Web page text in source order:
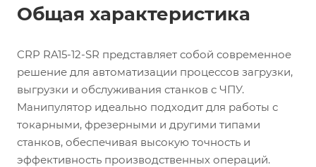
Общая характеристика
CRP RA15-12-SR представляет собой современное
решение для автоматизации процессов загрузки,
выгрузки и обслуживания станков с ЧПУ.
Манипулятор идеально подходит для работы с
токарными, фрезерными и другими типами
станков, обеспечивая высокую точность и
эффективность производственных операций.